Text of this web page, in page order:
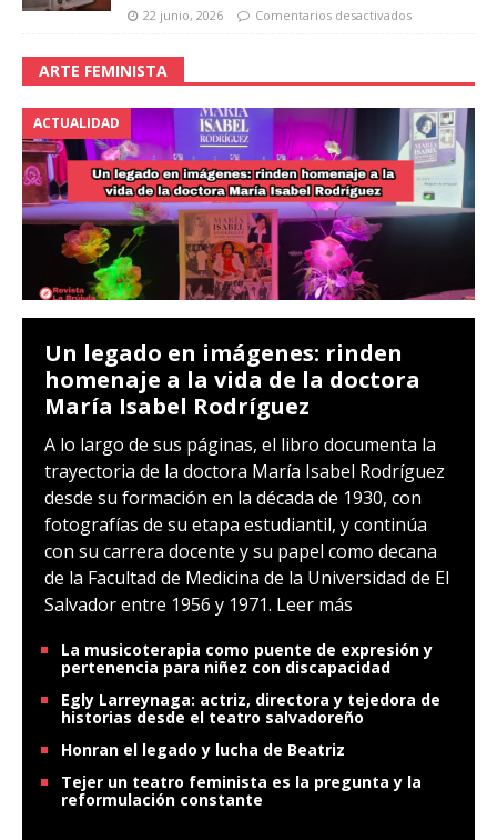
22 junio, 2026 Comentarios desactivados
ARTE FEMINISTA
ACTUALIDAD
Un legado en imágenes: rinden
homenaje a la vida de la doctora
María Isabel Rodríguez
A lo largo de sus páginas, el libro documenta la
trayectoria de la doctora María Isabel Rodríguez
desde su formación en la década de 1930, con
fotografías de su etapa estudiantil, y continúa
con su carrera docente y su papel como decana
de la Facultad de Medicina de la Universidad de El
Salvador entre 1956 y 1971. Leer más
La musicoterapia como puente de expresión y
pertenencia para niñez con discapacidad
Egly Larreynaga: actriz, directora y tejedora de
historias desde el teatro salvadoreño
Honran el legado y lucha de Beatriz
Tejer un teatro feminista es la pregunta y la
reformulación constante